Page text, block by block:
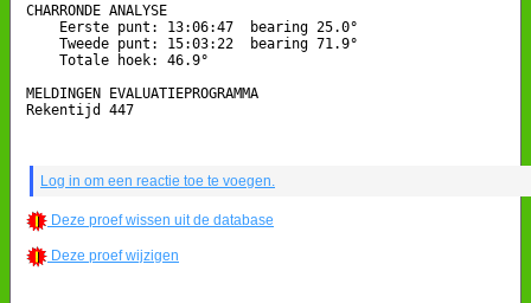
CHARRONDE ANALYSE
    Eerste punt: 13:06:47  bearing 25.0°
    Tweede punt: 15:03:22  bearing 71.9°
    Totale hoek: 46.9°
MELDINGEN EVALUATIEPROGRAMMA
Rekentijd 447
Log in om een reactie toe te voegen.
Deze proef wissen uit de database
Deze proef wijzigen